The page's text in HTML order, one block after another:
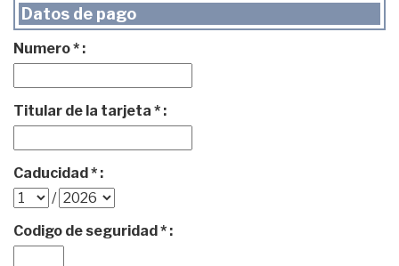
Datos de pago
Numero * :
Titular de la tarjeta * :
Caducidad * :
/
Codigo de seguridad * :